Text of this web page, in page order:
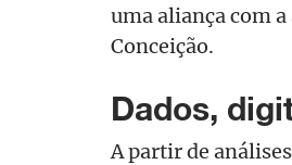
uma aliança com
Conceição.
Dados,
A partir de